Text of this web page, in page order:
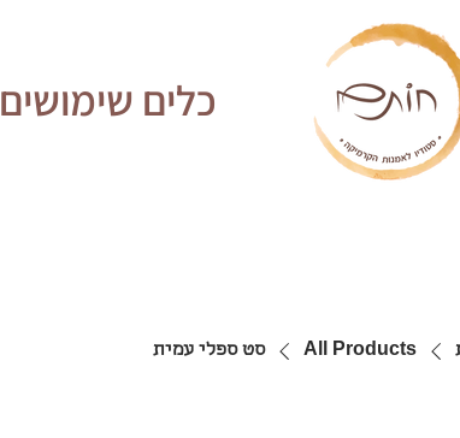
כלים שימושים
All Products סט ספלי עמית